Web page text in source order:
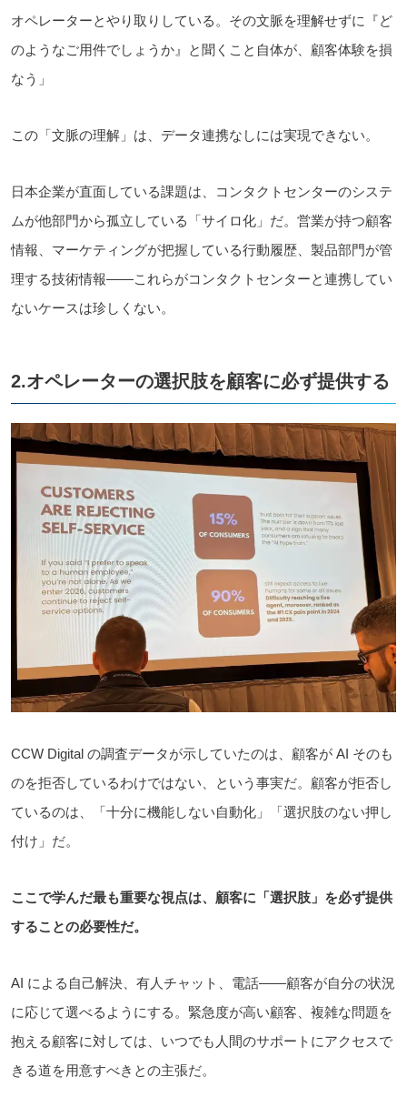
オペレーターとやり取りしている。その文脈を理解せずに『ど
のようなご用件でしょうか』と聞くこと自体が、顧客体験を損
なう」
この「文脈の理解」は、データ連携なしには実現できない。
日本企業が直面している課題は、コンタクトセンターのシステ
ムが他部門から孤立している「サイロ化」だ。営業が持つ顧客
情報、マーケティングが把握している行動履歴、製品部門が管
理する技術情報――これらがコンタクトセンターと連携してい
ないケースは珍しくない。
2.オペレーターの選択肢を顧客に必ず提供する
CCW Digital の調査データが示していたのは、顧客が AI そのも
のを拒否しているわけではない、という事実だ。顧客が拒否し
ているのは、「十分に機能しない自動化」「選択肢のない押し
付け」だ。
ここで学んだ最も重要な視点は、顧客に「選択肢」を必ず提供
することの必要性だ。
AI による自己解決、有人チャット、電話――顧客が自分の状況
に応じて選べるようにする。緊急度が高い顧客、複雑な問題を
抱える顧客に対しては、いつでも人間のサポートにアクセスで
きる道を用意すべきとの主張だ。